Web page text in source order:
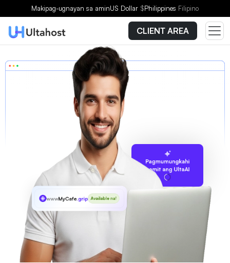
Makipag-ugnayan sa aminUS Dollar $Philippines Filipino
CLIENT AREA
Pagmumungkahi
gamit ang UltaAI
wwwMyCafe.gripeAvailable na!